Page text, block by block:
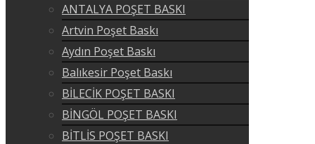
ANTALYA POŞET BASKI
Artvin Poşet Baskı
Aydın Poşet Baskı
Balıkesir Poşet Baskı
BİLECİK POŞET BASKI
BİNGÖL POŞET BASKI
BİTLİS POŞET BASKI